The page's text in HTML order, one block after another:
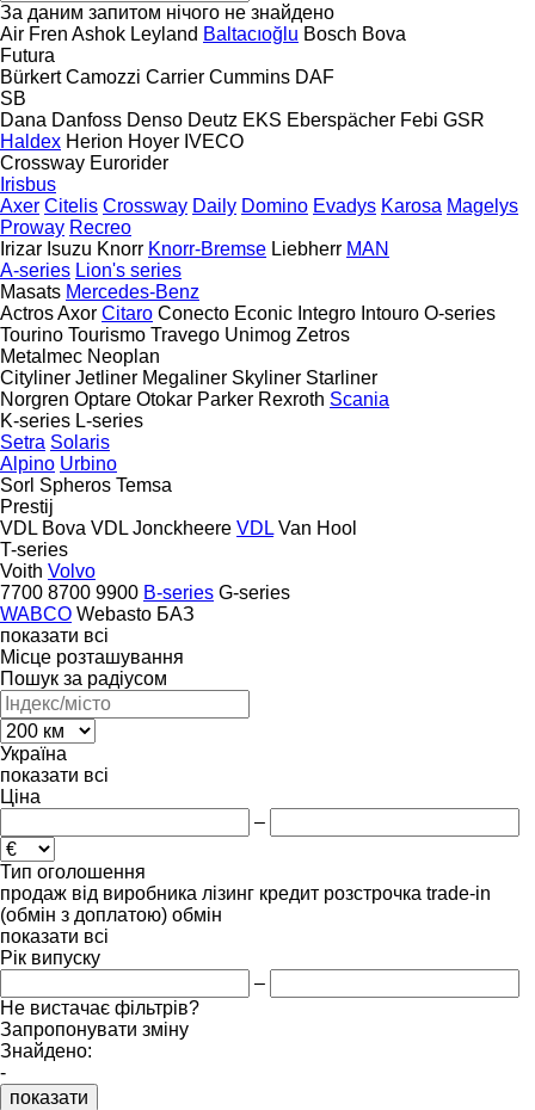
За даним запитом нічого не знайдено
Air Fren Ashok Leyland Baltacıoğlu Bosch Bova
Futura
Bürkert Camozzi Carrier Cummins DAF
SB
Dana Danfoss Denso Deutz EKS Eberspächer Febi GSR
Haldex Herion Hoyer IVECO
Crossway Eurorider
Irisbus
Axer Citelis Crossway Daily Domino Evadys Karosa Magelys
Proway Recreo
Irizar Isuzu Knorr Knorr-Bremse Liebherr MAN
A-series Lion's series
Masats Mercedes-Benz
ActrosAxor Citaro Conecto Econic Integro Intouro O-series
Tourino Tourismo Travego Unimog Zetros
Metalmec Neoplan
Cityliner Jetliner Megaliner Skyliner Starliner
Norgren Optare Otokar Parker Rexroth Scania
K-series L-series
Setra Solaris
Alpino Urbino
Sorl Spheros Temsa
Prestij
VDL Bova VDL Jonckheere VDL Van Hool
T-series
Voith Volvo
7700 8700 9900 B-series G-series
WABCO Webasto БАЗ
показати всі
Місце розташування
Пошук за радіусом
Україна
показати всі
Ціна
–
Тип оголошення
продаж від виробника лізинг кредит розстрочка trade-in
(обмін з доплатою) обмін
показати всі
Рік випуску
–
Не вистачає фільтрів?
Запропонувати зміну
Знайдено:
-
показати